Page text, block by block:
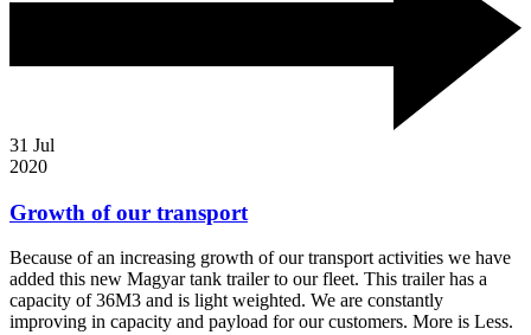
31 Jul
2020
Growth of our transport
Because of an increasing growth of our transport activities we have
added this new Magyar tank trailer to our fleet. This trailer has a
capacity of 36M3 and is light weighted. We are constantly
improving in capacity and payload for our customers. More is Less.